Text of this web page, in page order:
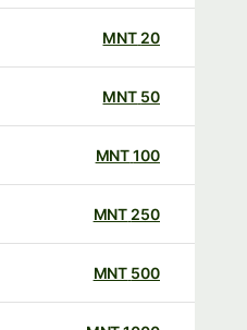
20
MNT
50
MNT
100
MNT
250
MNT
500
MNT